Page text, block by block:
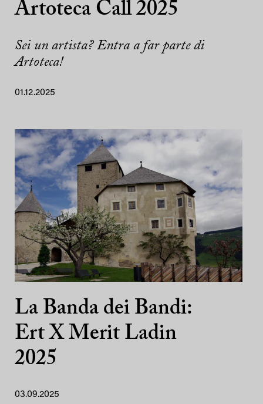
Artoteca Call 2025
Sei un artista? Entra a far parte di
Artoteca!
01.12.2025
La Banda dei Bandi:
Ert X Merit Ladin
2025
03.09.2025